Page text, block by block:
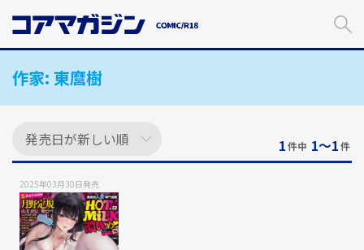
ン
作家: 東麿樹
1件中 1〜1件
2025年03月30日発売